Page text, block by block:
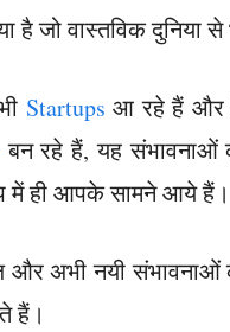
है जो वास्तविक दुनिया से
Startups आ रहे हैं
बन रहे हैं, यह संभावनाओं
में ही आपके सामने आये हैं।
अभी नयी संभावनाओं
हैं।